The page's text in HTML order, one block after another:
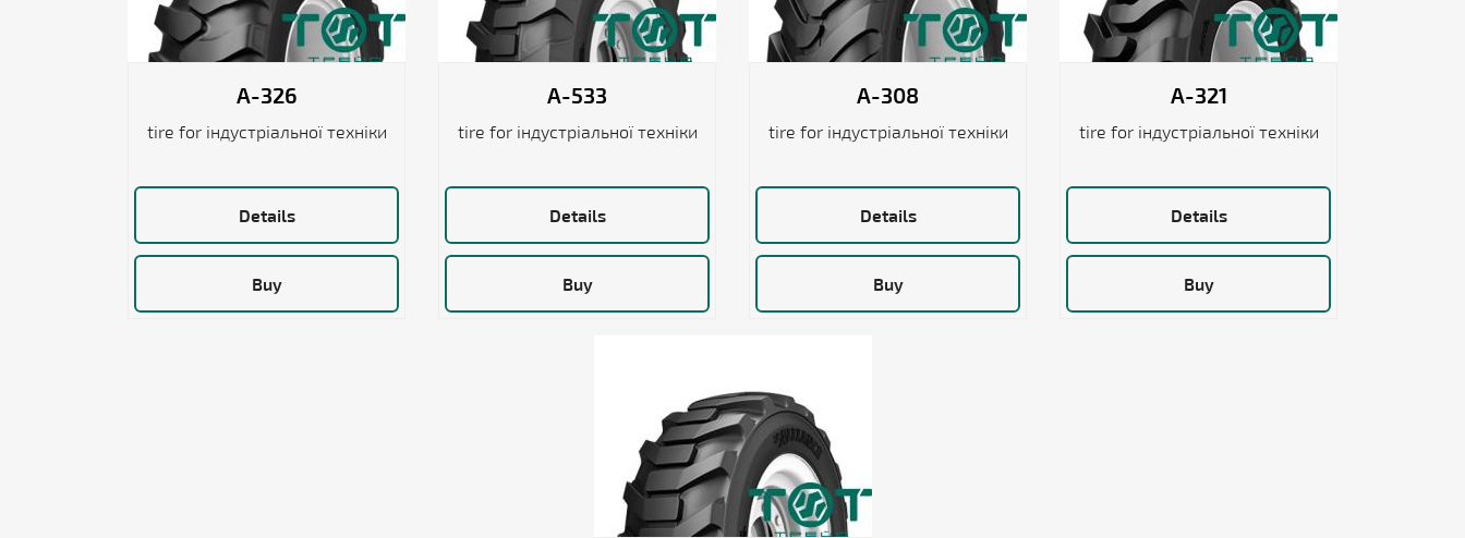
A-326
tire for індустріальної техніки
Details
Buy
A-533
tire for індустріальної техніки
Details
Buy
A-308
tire for індустріальної техніки
Details
Buy
A-321
tire for індустріальної техніки
Details
Buy